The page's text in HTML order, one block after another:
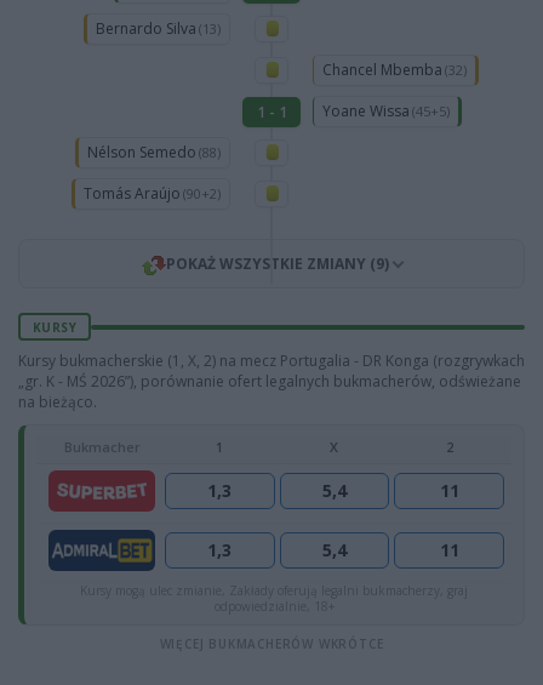
Bernardo Silva (13)
Chancel Mbemba (32)
1 - 1 Yoane Wissa (45+5)
Nélson Semedo (88)
Tomás Araújo (90+2)
POKAŻ WSZYSTKIE ZMIANY (9)
KURSY
Kursy bukmacherskie (1, X, 2) na mecz Portugalia - DR Konga (rozgrywkach
„gr. K - MŚ 2026”), porównanie ofert legalnych bukmacherów, odświeżane
na bieżąco.
Bukmacher 1 X 2
1,3 5,4 11
1,3 5,4 11
Kursy mogą ulec zmianie, Zakłady oferują legalni bukmacherzy, graj
odpowiedzialnie, 18+
WIĘCEJ BUKMACHERÓW WKRÓTCE